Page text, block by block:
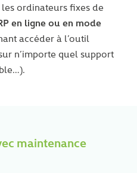
ordinateurs fixes de
en ligne ou en mode
accéder à l’outil
n’importe quel support
maintenance